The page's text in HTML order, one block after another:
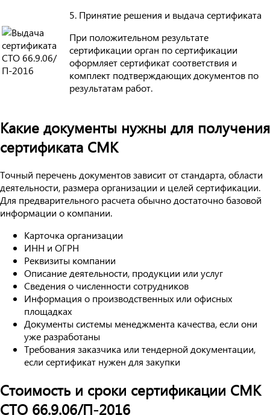
5. Принятие решения и выдача сертификата
При положительном результате
сертификации орган по сертификации
оформляет сертификат соответствия и
комплект подтверждающих документов по
результатам работ.
Какие документы нужны для получения
сертификата СМК
Точный перечень документов зависит от стандарта, области
деятельности, размера организации и целей сертификации.
Для предварительного расчета обычно достаточно базовой
информации о компании.
Карточка организации
ИНН и ОГРН
Реквизиты компании
Описание деятельности, продукции или услуг
Сведения о численности сотрудников
Информация о производственных или офисных
площадках
Документы системы менеджмента качества, если они
уже разработаны
Требования заказчика или тендерной документации,
если сертификат нужен для закупки
Стоимость и сроки сертификации СМК
СТО 66.9.06/П-2016